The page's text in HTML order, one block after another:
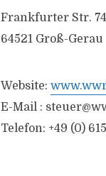
Frankfurter Str. 74
64521 Groß-Gerau
Website:
E-Mail :
Telefon: +49 (0)